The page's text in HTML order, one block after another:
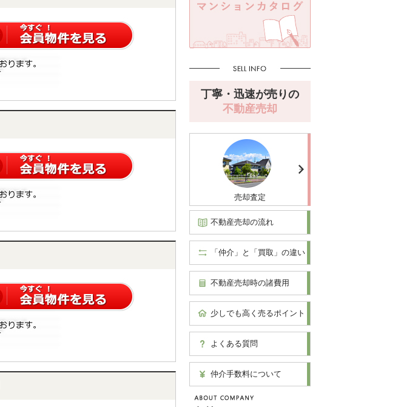
丁寧・迅速が売りの
不動産売却
売却査定
不動産売却の流れ
「仲介」と「買取」の違い
不動産売却時の諸費用
少しでも高く売るポイント
よくある質問
仲介手数料について